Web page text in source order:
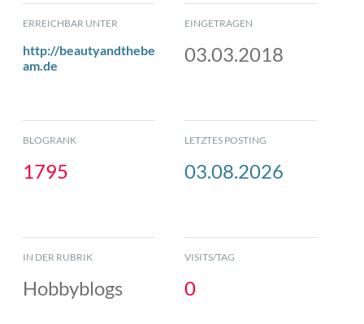
ERREICHBAR UNTER
http://beautyandthebe
am.de
EINGETRAGEN
03.03.2018
BLOGRANK
1795
LETZTES POSTING
03.08.2026
IN DER RUBRIK
Hobbyblogs
VISITS/TAG
0